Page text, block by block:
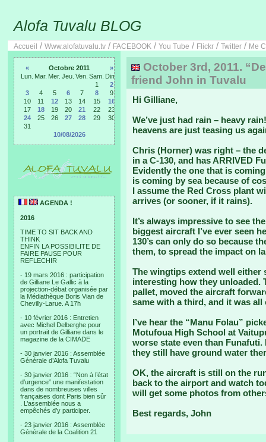
Alofa Tuvalu BLOG
Accueil / Www.alofatuvalu.tv / FACEBOOK / You Tube / Flickr / Twitter / Me
« Octobre 2011
»
Lun. Mar. Mer. Jeu. Ven. Sam. Dim.
1
2
3
4 5 6 7 8
9
10
11 12 13 14 15
16
17
18 19 20 21 22
23
24
25 26 27 28 29
30
31
10/08/2026
AGENDA !
2016
TIME TO SIT BACK AND
THINK
ENFIN LA POSSIBILITE DE
FAIRE PAUSE POUR
REFLECHIR
- 19 mars 2016 : participation
de Gilliane Le Gallic à la
projection-débat organisée par
la Médiathèque Boris Vian de
Chevilly-Larue. A 17h
- 10 février 2016 : Entretien
avec Michel Delberghe pour
un portrait de Gilliane dans le
magazine de la CIMADE
- 30 janvier 2016 : Assemblée
Générale d’Alofa Tuvalu
- 30 janvier 2016 : “Non à l’état
d’urgence” une manifestation
dans de nombreuses villes
françaises dont Paris bien sûr
. L’assemblée nous a
empêchés d’y participer.
- 23 janvier 2016 : Assemblée
Générale de la Coalition 21
October 3rd, 2011.
friend John in Tuvalu
Hi Gilliane,
We’ve just had rain – heavy
heavens are just teasing us
Chris (Horner) was right – the
in a C-130, and has ARRIVED
Evidently the one that is
is coming by sea because of
I assume the Red Cross plant
arrives (or sooner, if it rains).
It’s always impressive to see
biggest aircraft I’ve ever seen
130’s can only do so because
them, to spread the impact on
The wingtips extend well either
interesting how they unloaded.
pallet, moved the aircraft
same with a third, and it was
I’ve hear the “Manu Folau”
Motufoua High School at
worse state even than
they still have ground water
OK, the aircraft is still on the
back to the airport and watch
will get some photos from
Best regards, John